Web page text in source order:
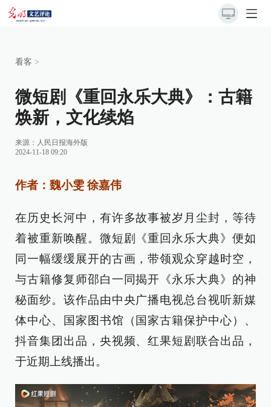
看客 >
微短剧《重回永乐大典》：古籍
焕新，文化续焰
来源： 人民日报海外版
2024-11-18 09:20
作者：魏小雯 徐嘉伟
在历史长河中，有许多故事被岁月尘封，等待
着被重新唤醒。微短剧《重回永乐大典》便如
同一幅缓缓展开的古画，带领观众穿越时空，
与古籍修复师邵白一同揭开《永乐大典》的神
秘面纱。该作品由中央广播电视总台视听新媒
体中心、国家图书馆（国家古籍保护中心）、
抖音集团出品，央视频、红果短剧联合出品，
于近期上线播出。